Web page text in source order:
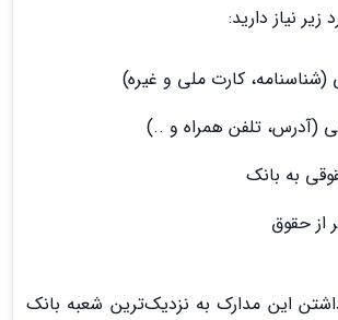
نیاز دارید:
کارت ملی و غیره)
تلفن همراه و ..)
به بانک
از حقوق
این مدارک به نزدیک‌ترین شعبه بانک